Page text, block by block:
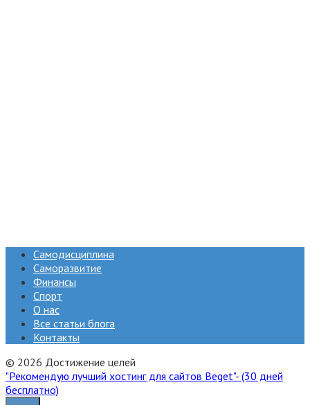
Самодисциплина
Саморазвитие
Финансы
Спорт
О нас
Все статьи блога
Контакты
© 2026 Достижение целей
"Рекомендую лучший хостинг для сайтов Beget"- (30 дней
бесплатно)